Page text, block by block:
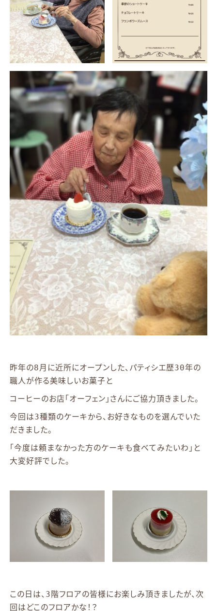
昨年の8月に近所にオープンした、パティシエ歴30年の
職人が作る美味しいお菓子と
コーヒーのお店「オーフェン」さんにご協力頂きました。
今回は3種類のケーキから、お好きなものを選んでいた
だきました。
「今度は頼まなかった方のケーキも食べてみたいわ」と
大変好評でした。
この日は、3階フロアの皆様にお楽しみ頂きましたが、次
回はどこのフロアかな！？